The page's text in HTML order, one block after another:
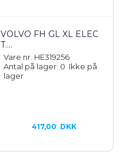
VOLVO FH GL XL ELEC
T....
Vare nr. HE319256
Antal på lager: 0 Ikke på
lager
417,00 DKK